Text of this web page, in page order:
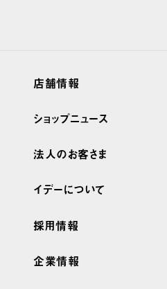
店舗情報
ショップニュース
法人のお客さま
イデーについて
採用情報
企業情報